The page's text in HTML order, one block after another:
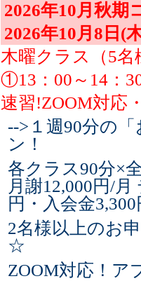
2026年10月秋期
2026年10月8日(
木曜クラス（5名
①13：00～14：
速習!ZOOM対応
-->１週90分の
ン！
各クラス90分×
月謝12,000円/
円・入会金
2名様以上のお
☆
ZOOM対応！ア